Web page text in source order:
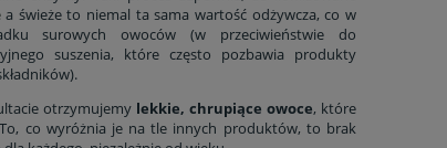
Ekipa w akcji – zestaw
owoców liofilizowanych dla
dzieci
59,15 zł
Cena regularna:65,00 zł
Owoce
osobnych
maliny,
a świeże to niemal ta sama wartość odżywcza, co w
surowych owoców (w przeciwieństwie do
suszenia, które często pozbawia produkty
otrzymujemy lekkie, chrupiące owoce, które
co wyróżnia je na tle innych produktów, to brak